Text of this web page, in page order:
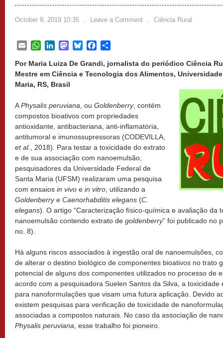
October 9, 2019 10:35 , Leave a Comment , Ciência Rural
EmailWhatsApp
LinkedInMastodon
BlueskyFacebook
Por Maria Luiza De Grandi, jornalista do periódico Ciência
Mestre em Ciência e Tecnologia dos Alimentos,
Maria, RS, Brasil
APhysalis peruviana , ou Goldenberry, contém
compostos bioativos com propriedades
antioxidante, antibacteriana, anti-inflamatória,
antitumoral e imunossupressoras (CODEVILLA,
et al., 2018). Para testar a toxicidade do extrato
e de sua associação com nanoemulsão,
pesquisadores da Universidade Federal de
Santa Maria (UFSM) realizaram uma pesquisa
com ensaios in vivo e in vitro , utilizando a
Goldenberrye Caenorhabditis elegans (C.
elegans). O artigo “Caracterização físico-química e avaliação da
nanoemulsão contendo extrato de goldenberry” foi publicado no
no. 8).
Há alguns riscos associados à ingestão oral de nanoemulsões,
de alterar o destino biológico de componentes bioativos no trato
potencial de alguns dos componentes utilizados no processo de
acordo com a pesquisadora Suelen Santos da Silva, a
para nanoformulações que visam uma futura aplicação. Devido
existem pesquisas para verificação de toxicidade de
associadas a compostos naturais. No caso da associação de
Physalis peruviana , esse trabalho foi pioneiro.